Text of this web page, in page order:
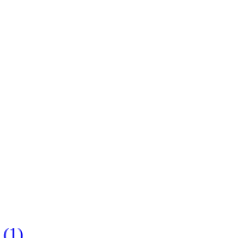
(1)